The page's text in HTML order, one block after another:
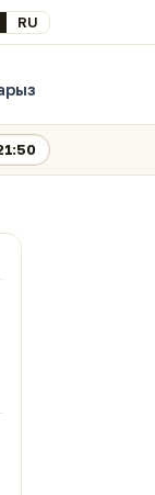
your language
RU